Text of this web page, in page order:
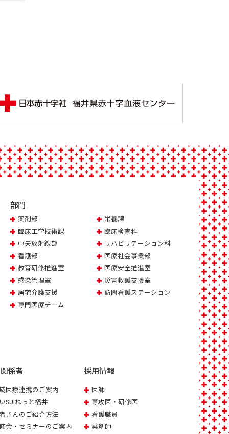
部門
薬剤部
栄養課
臨床工学技術課
臨床検査科
中央放射線部
リハビリテーション科
看護部
医療社会事業部
教育研修推進室
医療安全推進室
感染管理室
災害救護支援室
居宅介護支援
訪問看護ステーション
専門医療チーム
係者
医療連携のご案内
SUIねっと福井
さんのご紹介方法
会・セミナーのご案内
採用情報
医師
専攻医・研修医
看護職員
薬剤師